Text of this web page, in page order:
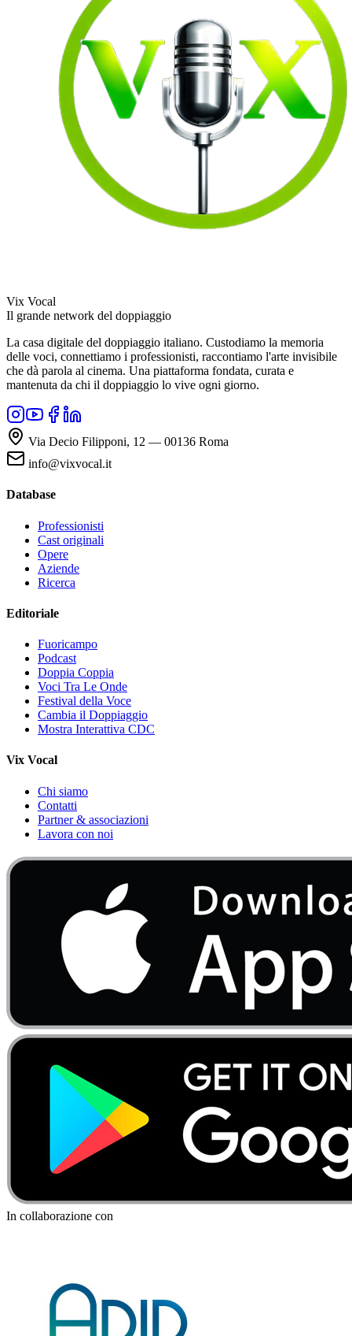
Vix Vocal
Il grande network del doppiaggio
La casa digitale del doppiaggio italiano. Custodiamo la memoria
delle voci, connettiamo i professionisti, raccontiamo l'arte invisibile
che dà parola al cinema. Una piattaforma fondata, curata e
mantenuta da chi il doppiaggio lo vive ogni giorno.
Via Decio Filipponi, 12 — 00136 Roma
info@vixvocal.it
Database
Professionisti
Cast originali
Opere
Aziende
Ricerca
Editoriale
Fuoricampo
Podcast
Doppia Coppia
Voci Tra Le Onde
Festival della Voce
Cambia il Doppiaggio
Mostra Interattiva CDC
Vix Vocal
Chi siamo
Contatti
Partner & associazioni
Lavora con noi
In collaborazione con